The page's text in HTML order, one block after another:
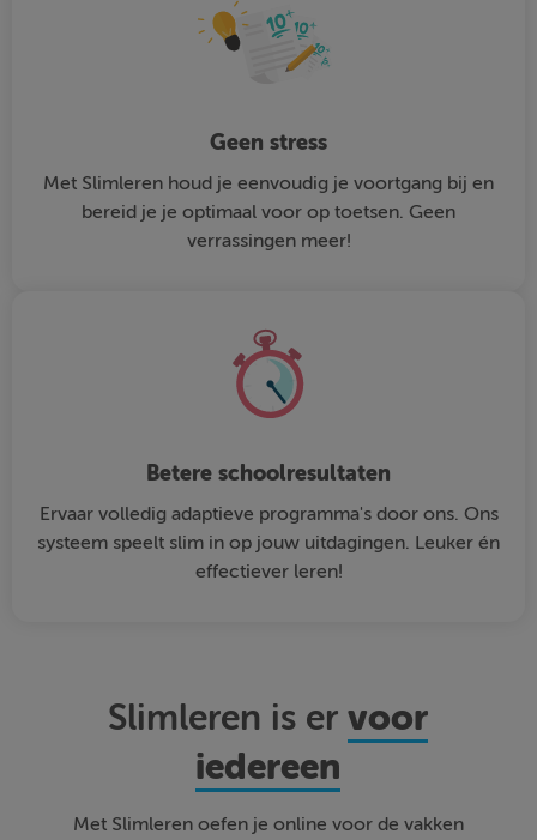
Geen stress
Met Slimleren houd je eenvoudig je voortgang bij en
bereid je je optimaal voor op toetsen. Geen
verrassingen meer!
Betere schoolresultaten
Ervaar volledig adaptieve programma's door ons. Ons
systeem speelt slim in op jouw uitdagingen. Leuker én
effectiever leren!
Slimleren is ervoor
iedereen
Met Slimleren oefen je online voor de vakken